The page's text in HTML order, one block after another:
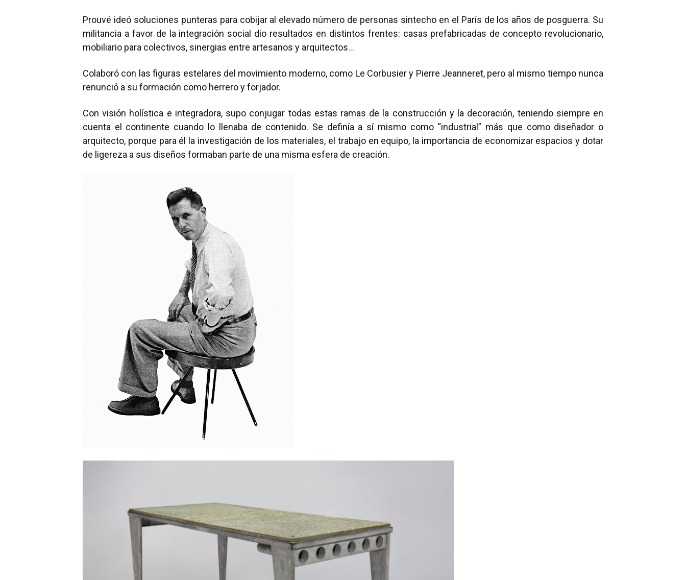
Prouvé ideó soluciones punteras para cobijar al elevado número de personas sintecho en el París de los años de posguerra. Su
militancia a favor de la integración social dio resultados en distintos frentes: casas prefabricadas de concepto revolucionario,
mobiliario para colectivos, sinergias entre artesanos y arquitectos…
Colaboró con las figuras estelares del movimiento moderno, como Le Corbusier y Pierre Jeanneret, pero al mismo tiempo nunca
renunció a su formación como herrero y forjador.
Con visión holística e integradora, supo conjugar todas estas ramas de la construcción y la decoración, teniendo siempre en
cuenta el continente cuando lo llenaba de contenido. Se definía a sí mismo como “industrial” más que como diseñador o
arquitecto, porque para él la investigación de los materiales, el trabajo en equipo, la importancia de economizar espacios y dotar
de ligereza a sus diseños formaban parte de una misma esfera de creación.